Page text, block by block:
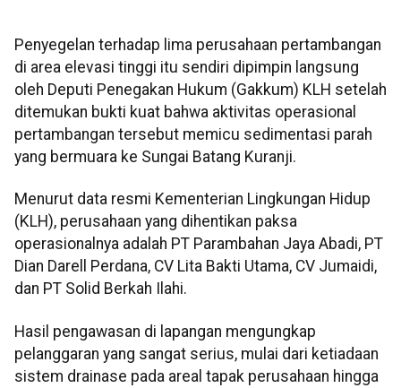
Penyegelan terhadap lima perusahaan pertambangan
di area elevasi tinggi itu sendiri dipimpin langsung
oleh Deputi Penegakan Hukum (Gakkum) KLH setelah
ditemukan bukti kuat bahwa aktivitas operasional
pertambangan tersebut memicu sedimentasi parah
yang bermuara ke Sungai Batang Kuranji.
Menurut data resmi Kementerian Lingkungan Hidup
(KLH), perusahaan yang dihentikan paksa
operasionalnya adalah PT Parambahan Jaya Abadi, PT
Dian Darell Perdana, CV Lita Bakti Utama, CV Jumaidi,
dan PT Solid Berkah Ilahi.
Hasil pengawasan di lapangan mengungkap
pelanggaran yang sangat serius, mulai dari ketiadaan
sistem drainase pada areal tapak perusahaan hingga